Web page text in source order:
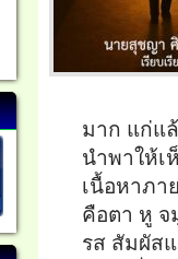
มาก แก่แ
นำพาให้เ
เนื้อหาภา
คือตา หู จ
รส สัมผัส